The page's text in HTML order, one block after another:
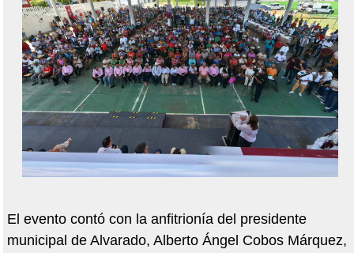
El evento contó con la anfitrionía del presidente
municipal de Alvarado, Alberto Ángel Cobos Márquez,